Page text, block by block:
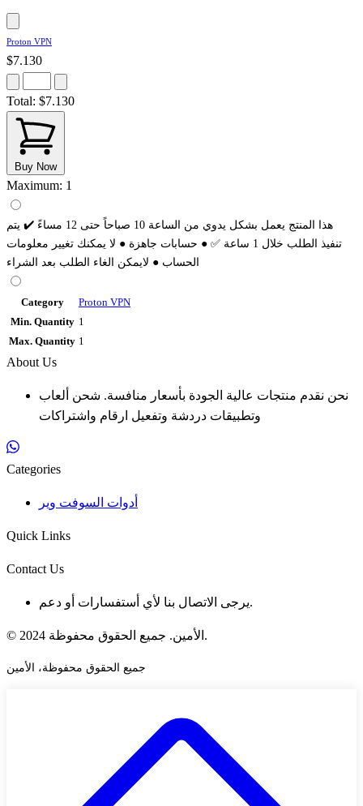
Proton VPN
$7.130
Total: $7.130
Buy Now
Maximum: 1
هذا المنتج يعمل بشكل يدوي من الساعة 10 صباحاً حتى 12 مساءً ✔️ يتم
تنفيذ الطلب خلال 1 ساعة ✅️ ● حسابات جاهزة ● لا يمكنك تغيير معلومات
الحساب ● لايمكن الغاء الطلب بعد الشراء
Category
Proton VPN
Min. Quantity 1
Max. Quantity 1
About Us
نحن نقدم منتجات عالية الجودة بأسعار منافسة. شحن ألعاب
وتطبيقات دردشة وتفعيل ارقام واشتراكات
Categories
أدوات السوفت وير
Quick Links
Contact Us
يرجى الاتصال بنا لأي أستفسارات أو دعم.
© 2024 الأمين. جميع الحقوق محفوظة.
جميع الحقوق محفوظة، الأمين